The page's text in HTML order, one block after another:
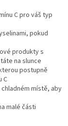
C pro váš typ
pokud
produkty s
na slunce
postupně
C
místě, aby
malé části